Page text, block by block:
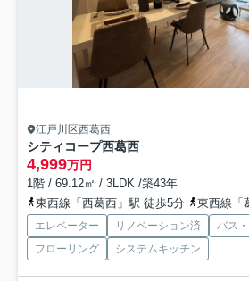
江戸川区西葛西
シティコープ西葛西
4,999万円
1階 / 69.12㎡ / 3LDK /築43年
東西線「西葛西」駅 徒歩5分
東西線「
エレベーター リノベーション済 バス
フローリング
システムキッチン